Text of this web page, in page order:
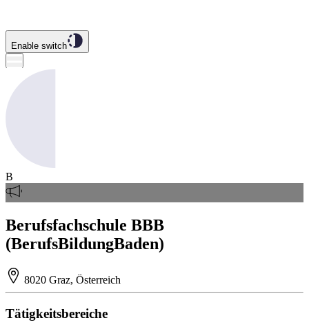
Enable switch
B
Berufsfachschule BBB
(BerufsBildungBaden)
8020 Graz, Österreich
Tätigkeitsbereiche